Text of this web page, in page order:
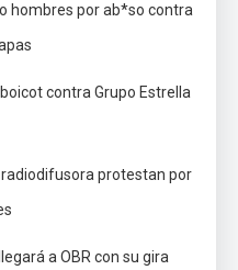
hombres por ab*so contra
contra Grupo Estrella
protestan por
a OBR con su gira